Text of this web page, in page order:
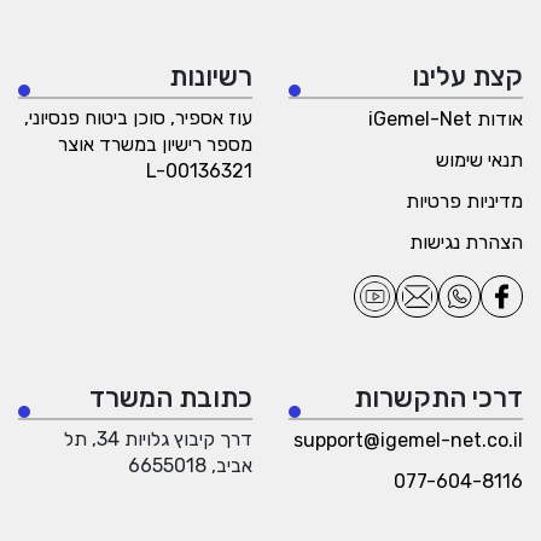
קצת עלינו
אודות iGemel-Net
תנאי שימוש
מדיניות פרטיות
הצהרת נגישות
רשיונות
עוז אספיר, סוכן ביטוח פנסיוני,
מספר רישיון במשרד אוצר
L-00136321
דרכי התקשרות
support@igemel-net.co.il
077-604-8116
כתובת המשרד
דרך קיבוץ גלויות 34, תל
אביב, 6655018